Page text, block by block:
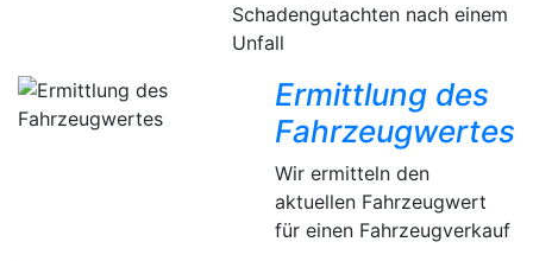
Schadengutachten nach einem
Unfall
Ermittlung des
Fahrzeugwertes
Wir ermitteln den
aktuellen Fahrzeugwert
für einen Fahrzeugverkauf